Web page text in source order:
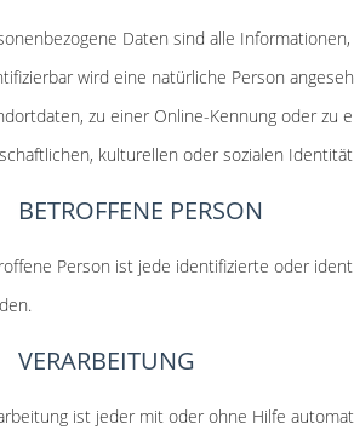
Daten sind alle
wird eine natürliche Person
zu einer Online-Kennung oder zu
kulturellen oder sozialen
PERSON
Person ist jede identifizierte oder
ist jeder mit oder ohne Hilfe